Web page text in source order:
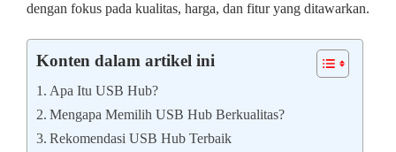
dengan fokus pada kualitas, harga, dan fitur yang ditawarkan.
Konten dalam artikel ini
Apa Itu USB Hub?
Mengapa Memilih USB Hub Berkualitas?
Rekomendasi USB Hub Terbaik